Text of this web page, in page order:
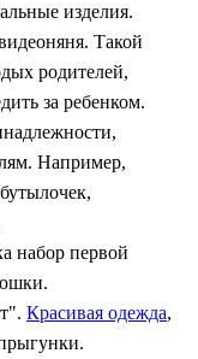
изделия.
Такой
родителей,
за ребенком.
Например,
набор первой
Красивая одежда,